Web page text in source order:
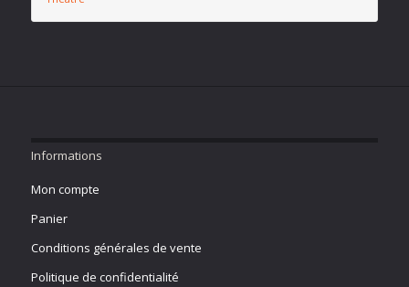
Informations
Mon compte
Panier
Conditions générales de vente
Politique de confidentialité